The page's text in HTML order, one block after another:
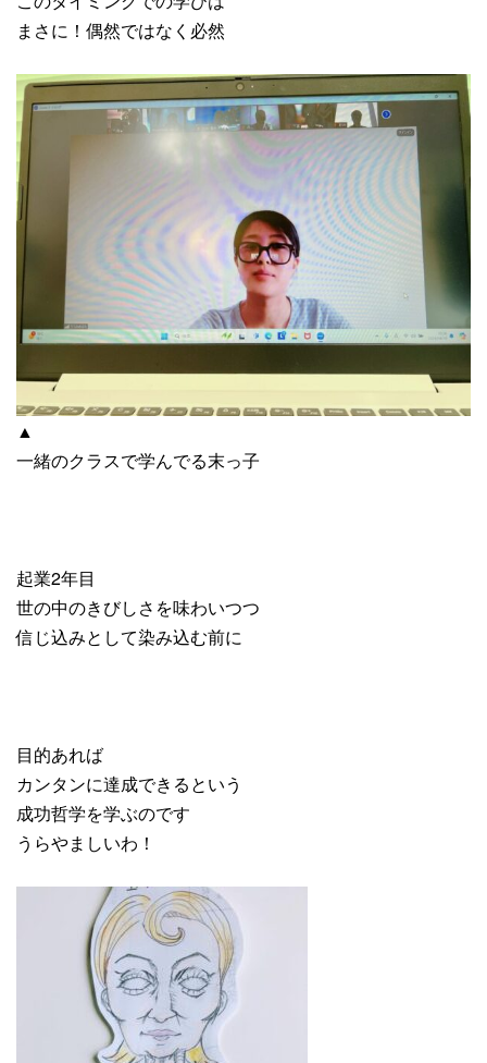
まさに！偶然ではなく必然
▲
一緒のクラスで学んでる末っ子
起業2年目
世の中のきびしさを味わいつつ
信じ込みとして染み込む前に
目的あれば
カンタンに達成できるという
成功哲学を学ぶのです
うらやましいわ！